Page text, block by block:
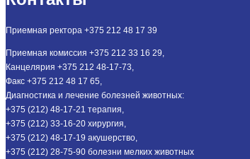
Приемная ректора +375 212 48 17 39
Приемная комиссия +375 212 33 16 29,
Канцелярия +375 212 48-17-73,
Факс +375 212 48 17 65,
Диагностика и лечение болезней животных:
+375 (212) 48-17-21 терапия,
+375 (212) 33-16-20 хирургия,
+375 (212) 48-17-19 акушерство,
+375 (212) 28-75-90 болезни мелких животных